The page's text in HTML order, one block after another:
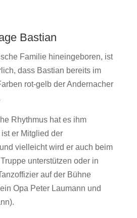
Bastian
Familie hineingeboren, ist
dass Bastian bereits im
rot-gelb der Andernacher
Rhythmus hat es ihm
er Mitglied der
vielleicht wird er auch beim
unterstützen oder in
auf der Bühne
Opa Peter Laumann und